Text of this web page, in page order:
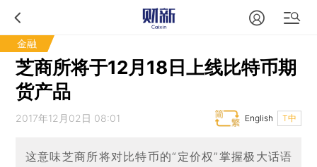
金融
芝商所将于12月18日上线比特币期
货产品
2017年12月02日 08:01 T中
English
这意味芝商所将对比特币的“定价权”掌握极大话语